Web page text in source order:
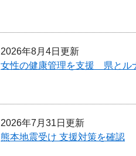
2026年8月4日更新
女性の健康管理を支援 県とル
2026年7月31日更新
熊本地震受け 支援対策を確認